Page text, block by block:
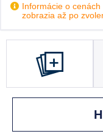
Informácie o
zobrazia až po